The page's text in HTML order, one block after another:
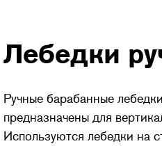
Лебедки
Ручные барабанные
предназначены для
Используются лебедки на